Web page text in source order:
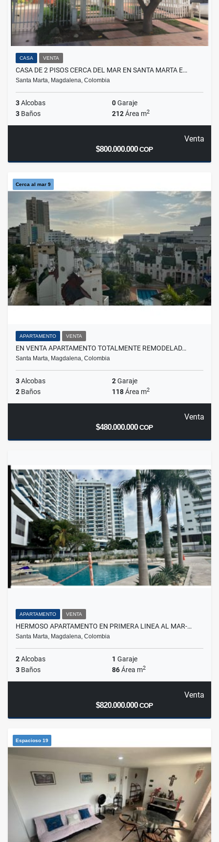
CASA VENTA
CASA DE 2 PISOS CERCA DEL MAR EN SANTA MARTA E…
Santa Marta, Magdalena, Colombia
3Alcobas 0Garaje
3 Baños 212Área m2
Venta
$800.000.000COP
Cerca al mar 9
APARTAMENTO VENTA
EN VENTA APARTAMENTO TOTALMENTE REMODELAD…
Santa Marta, Magdalena, Colombia
3Alcobas 2Garaje
2 Baños 118Área m2
Venta
$480.000.000COP
APARTAMENTO VENTA
HERMOSO APARTAMENTO EN PRIMERA LINEA AL MAR-…
Santa Marta, Magdalena, Colombia
2Alcobas 1 Garaje
3 Baños 86Área m2
Venta
$820.000.000COP
Espacioso 19